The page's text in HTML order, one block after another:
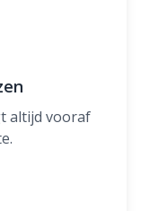
altijd vooraf